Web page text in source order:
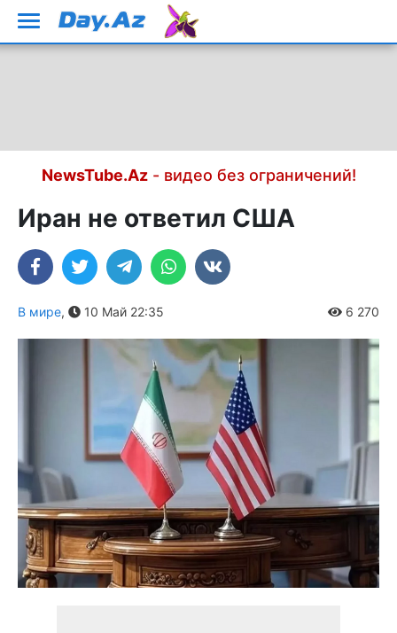
NewsTube.Az- видео без ограничений!
Иран не ответил США
В мире, 10 Май 22:35 6 270